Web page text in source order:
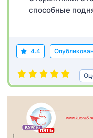
способные
4.4